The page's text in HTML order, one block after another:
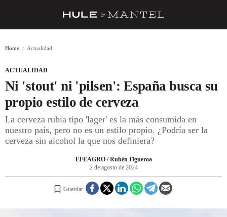
BARRAS Y ESTRELLAS
DÓNDE COMER
ÍDOLOS DE MESAS
CUADERNO DE VIAJE
TRADICIÓN
Home Actualidad
ACTUALIDAD
Ni 'stout' ni 'pilsen': España busca su
propio estilo de cerveza
La cerveza rubia tipo 'lager' es la más consumida en
nuestro país, pero no es un estilo propio. ¿Podría ser la
cerveza sin alcohol la que nos definiera?
EFEAGRO / Rubén Figueroa
2 de agosto de 2024
Guardar